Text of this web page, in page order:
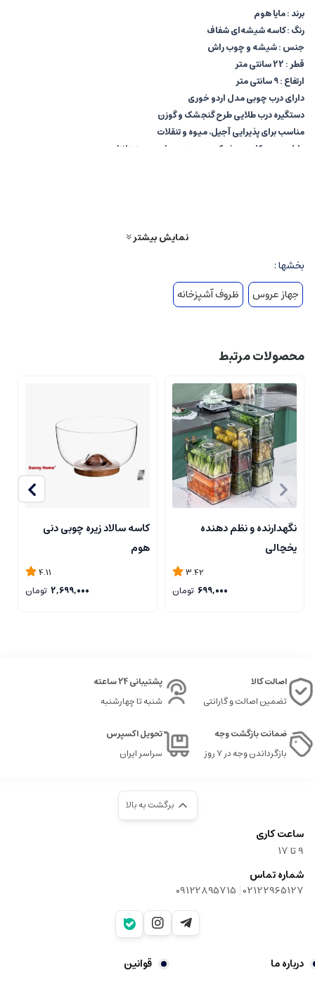
برند : مایا هوم
رنگ : کاسه شیشه‌ای شفاف
جنس : شیشه و چوب راش
قطر : 22 سانتی متر
ارتفاع : 9 سانتی متر
دارای درب چوبی مدل اردو خوری
دستگیره درب طلایی طرح گنجشک و گوزن
مناسب برای پذیرایی آجیل، میوه و تنقلات
دارای جعبه کادویی شیک جهت هدیه دادن به عزیزانتان
نمایش بیشتر
بخشها :
جهاز عروس
ظروف آشپزخانه
محصولات مرتبط
نگهدارنده و نظم دهنده
یخچالی
3.42
699,000 تومان
کاسه سالاد زیره چوبی دنی
هوم
4.11
2,699,000 تومان
اصالت کالا
تضمین اصالت و گارانتی
پشتیبانی 24 ساعته
شنبه تا چهارشنبه
ضمانت بازگشت وجه
بازگرداندن وجه در ۷ روز
تحویل اکسپرس
سراسر ایران
برگشت به بالا
ساعت کاری
9‌ تا ۱۷
شماره تماس
02122965127
|
09122895715
درباره ما قوانین